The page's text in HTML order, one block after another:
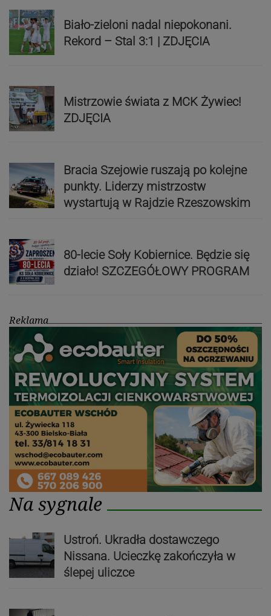
Biało-zieloni nadal niepokonani.
Rekord – Stal 3:1 | ZDJĘCIA
Mistrzowie świata z MCK Żywiec!
ZDJĘCIA
Bracia Szejowie ruszają po kolejne
punkty. Liderzy mistrzostw
wystartują w Rajdzie Rzeszowskim
80-lecie Soły Kobiernice. Będzie się
działo! SZCZEGÓŁOWY PROGRAM
Reklama
Na sygnale
Ustroń. Ukradła dostawczego
Nissana. Ucieczkę zakończyła w
ślepej uliczce